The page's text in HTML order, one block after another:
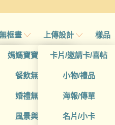
袋
框畫
媽媽寶寶無框畫
餐飲無框畫
婚禮無框畫
風景與藝術
上傳設計
卡片/邀請卡/喜帖
小物/禮品
海報/傳單
名片/小卡
樣品